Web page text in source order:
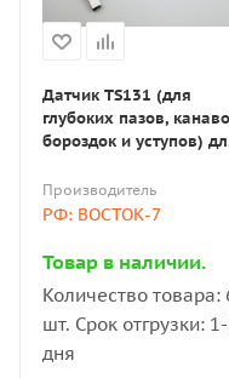
Датчик TS131 (для
глубоких пазов,
бороздок и уступов)
шероховатости
ИШП/TR/Time
Производитель
РФ: ВОСТОК-7
Товар в наличии.
Количество товара:
шт. Срок отгрузки:
дня